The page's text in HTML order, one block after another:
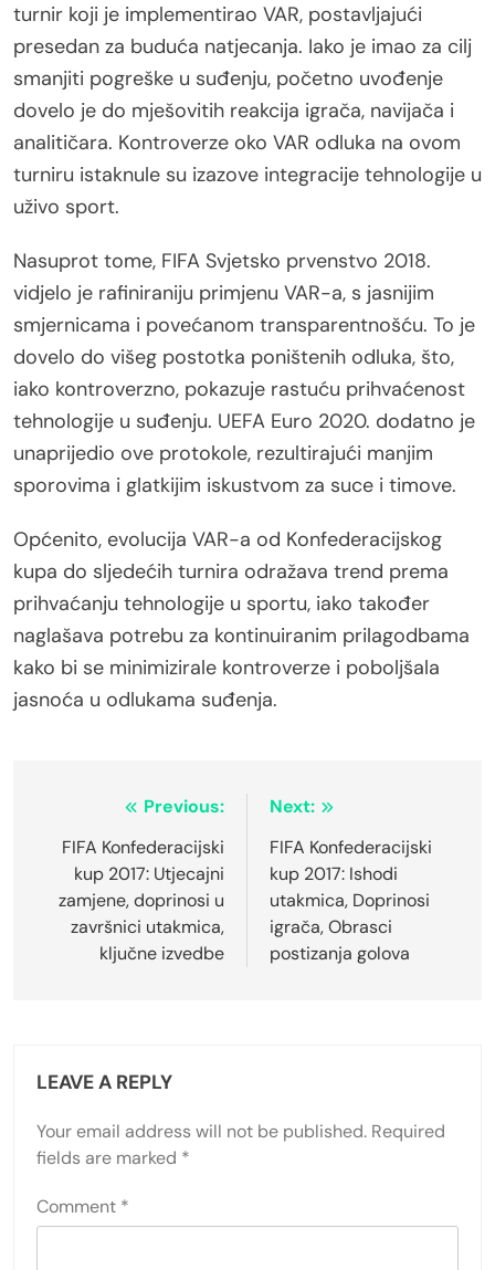
turnir koji je implementirao VAR, postavljajući
presedan za buduća natjecanja. Iako je imao za cilj
smanjiti pogreške u suđenju, početno uvođenje
dovelo je do mješovitih reakcija igrača, navijača i
analitičara. Kontroverze oko VAR odluka na ovom
turniru istaknule su izazove integracije tehnologije u
uživo sport.
Nasuprot tome, FIFA Svjetsko prvenstvo 2018.
vidjelo je rafiniraniju primjenu VAR-a, s jasnijim
smjernicama i povećanom transparentnošću. To je
dovelo do višeg postotka poništenih odluka, što,
iako kontroverzno, pokazuje rastuću prihvaćenost
tehnologije u suđenju. UEFA Euro 2020. dodatno je
unaprijedio ove protokole, rezultirajući manjim
sporovima i glatkijim iskustvom za suce i timove.
Općenito, evolucija VAR-a od Konfederacijskog
kupa do sljedećih turnira odražava trend prema
prihvaćanju tehnologije u sportu, iako također
naglašava potrebu za kontinuiranim prilagodbama
kako bi se minimizirale kontroverze i poboljšala
jasnoća u odlukama suđenja.
navigation
Previous:
FIFA Konfederacijski
kup 2017: Utjecajni
zamjene, doprinosi u
završnici utakmica,
ključne izvedbe
Next:
FIFA Konfederacijski
kup 2017: Ishodi
utakmica, Doprinosi
igrača, Obrasci
postizanja golova
LEAVE A REPLY
Your email address will not be published. Required
fields are marked *
Comment *